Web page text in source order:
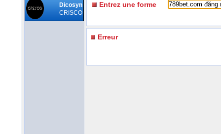
Dicosyn
CRISCO
Entrez une forme
Erreur